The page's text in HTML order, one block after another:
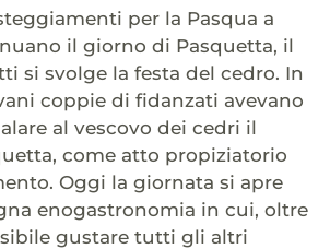
per la Pasqua a
il giorno di Pasquetta, il
si svolge la festa del cedro. In
coppie di fidanzati avevano
al vescovo dei cedri il
come atto propiziatorio
Oggi la giornata si apre
enogastronomia in cui, oltre
gustare tutti gli altri